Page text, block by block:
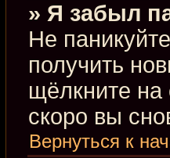
» Я забыл
Не
получить
щёлкните на
скоро вы
Вернуться к